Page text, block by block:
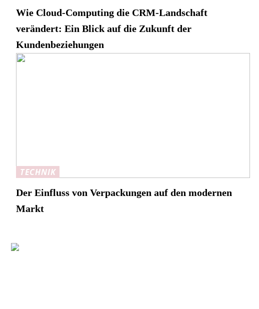
Wie Cloud-Computing die CRM-Landschaft
verändert: Ein Blick auf die Zukunft der
Kundenbeziehungen
TECHNIK
Der Einfluss von Verpackungen auf den modernen
Markt